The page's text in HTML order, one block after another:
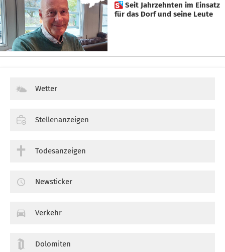
 Seit Jahrzehnten im Einsatz
für das Dorf und seine Leute
Wetter
Stellenanzeigen
Todesanzeigen
Newsticker
Verkehr
Dolomiten